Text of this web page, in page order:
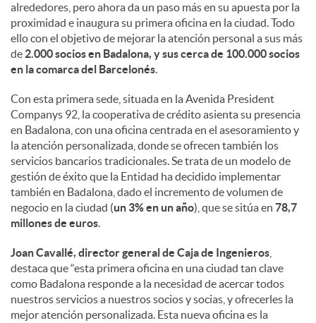
c
i
a
l
e
s
alrededores, pero ahora da un paso más en su apuesta por la
proximidad e inaugura su primera oficina en la ciudad. Todo
ello con el objetivo de mejorar la atención personal a sus más
de 2.000 socios en Badalona, y sus cerca de 100.000 socios
en la comarca del Barcelonés.
Con esta primera sede, situada en la Avenida President
Companys 92, la cooperativa de crédito asienta su presencia
en Badalona, con una oficina centrada en el asesoramiento y
la atención personalizada, donde se ofrecen también los
servicios bancarios tradicionales. Se trata de un modelo de
gestión de éxito que la Entidad ha decidido implementar
también en Badalona, dado el incremento de volumen de
negocio en la ciudad (un 3% en un año), que se sitúa en 78,7
millones de euros.
Joan Cavallé, director general de Caja de Ingenieros
destaca que “esta primera oficina en una ciudad tan clave
como Badalona responde a la necesidad de acercar todos
nuestros servicios a nuestros socios y socias, y ofrecerles la
mejor atención personalizada. Esta nueva oficina es la